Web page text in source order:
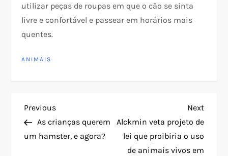
utilizar peças de roupas em que o cão se sinta
livre e confortável e passear em horários mais
quentes.
ANIMAIS
N
a
Previous
Post
Previous
As crianças querem
um hamster, e agora?
Next
Post
Next
Alckmin veta projeto de
lei que proibiria o uso
de animais vivos em